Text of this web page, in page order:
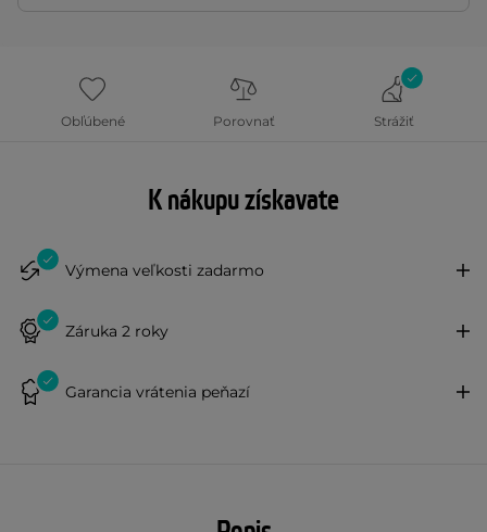
Obľúbené Porovnať Strážiť
K nákupu získavate
Výmena veľkosti zadarmo
Záruka 2 roky
Garancia vrátenia peňazí